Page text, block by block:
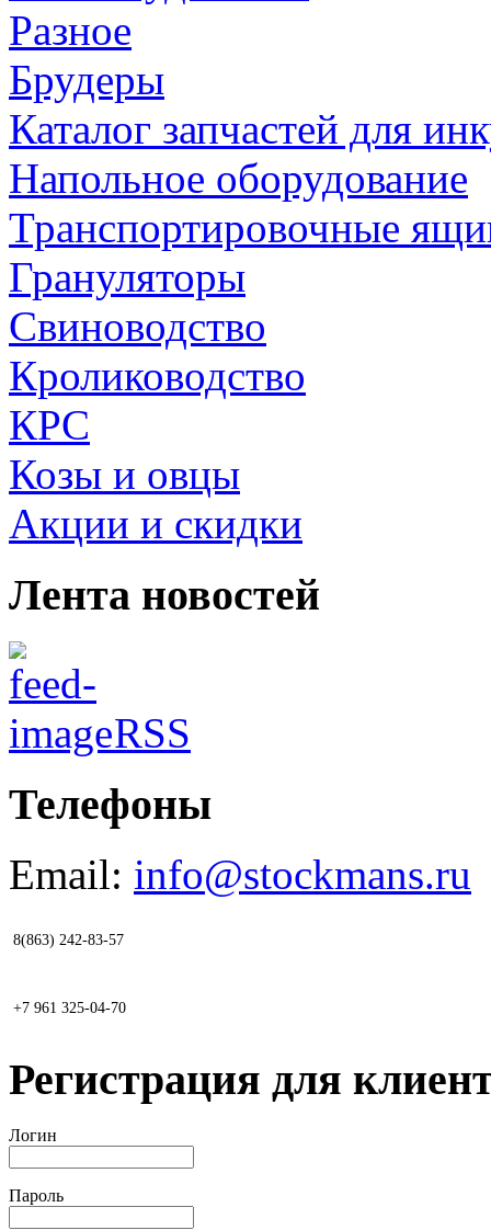
Разное
Брудеры
Каталог запчастей для
Напольное оборудование
Транспортировочные
Грануляторы
Свиноводство
Кролиководство
КРС
Козы и овцы
Акции и скидки
Лента новостей
RSS
Телефоны
Email: info@stockmans.ru
8(863) 242-83-57
+7 961 325-04-70
Регистрация для
Логин
Пароль